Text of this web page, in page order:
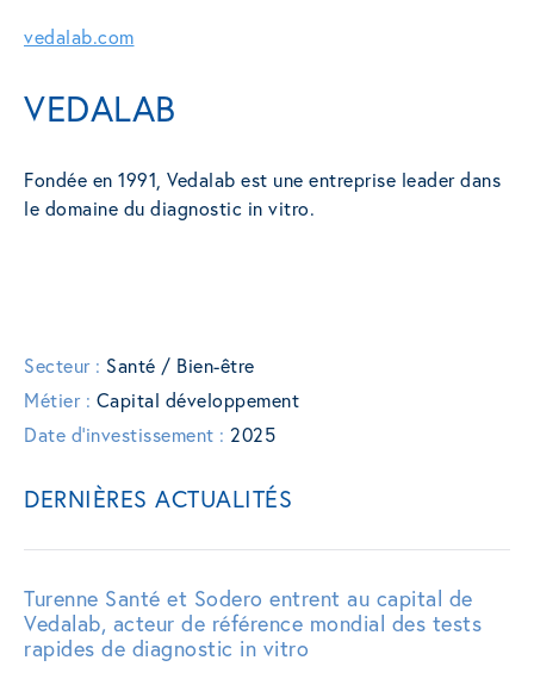
vedalab.com
VEDALAB
Fondée en 1991, Vedalab est une entreprise leader dans
le domaine du diagnostic in vitro.
Secteur : Santé / Bien-être
Métier : Capital développement
Date d'investissement : 2025
DERNIÈRES ACTUALITÉS
Turenne Santé et Sodero entrent au capital de
Vedalab, acteur de référence mondial des tests
rapides de diagnostic in vitro